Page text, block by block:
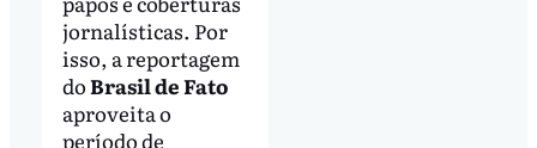
jornalísticas. Por
isso, a reportagem
doBrasil de Fato
aproveita o
período de